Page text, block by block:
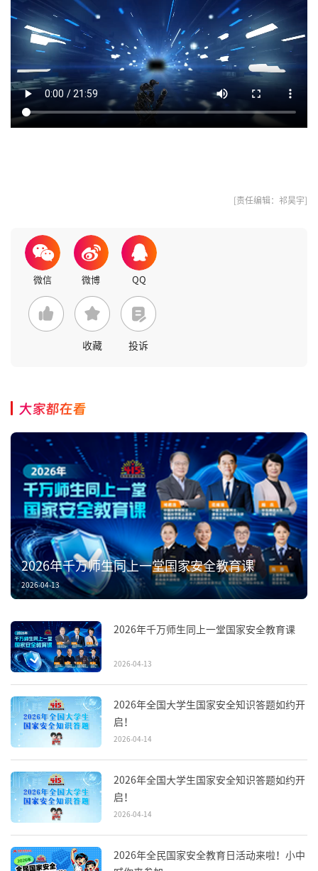
[责任编辑：祁昊宇]
收藏 投诉
大家都在看
2026年千万师生同上一堂国家安全教育课
2026-04-13
2026年千万师生同上一堂国家安全教育课
2026-04-13
2026年全国大学生国家安全知识答题如约开
启！
2026-04-14
2026年全国大学生国家安全知识答题如约开
启！
2026-04-14
2026年全民国家安全教育日活动来啦！小中